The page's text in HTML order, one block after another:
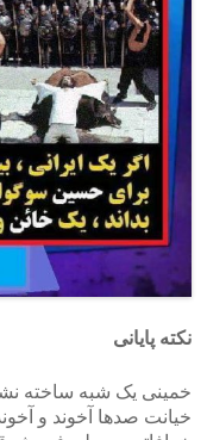
نکته پایانی
خمینی یک شبه ساخته
خیانت صدها آخوند و